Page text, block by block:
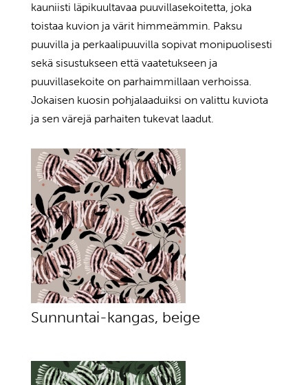
kauniisti läpikuultavaa puuvillasekoitetta, joka
toistaa kuvion ja värit himmeämmin. Paksu
puuvilla ja perkaalipuuvilla sopivat monipuolisesti
sekä sisustukseen että vaatetukseen ja
puuvillasekoite on parhaimmillaan verhoissa.
Jokaisen kuosin pohjalaaduiksi on valittu kuviota
ja sen värejä parhaiten tukevat laadut.
Sunnuntai-kangas, beige